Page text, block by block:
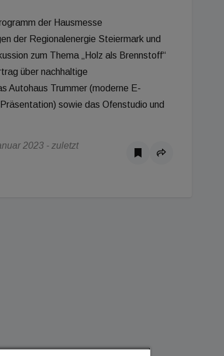
der Hausmesse
der Regionalenergie Steiermark und
zum Thema „Holz als Brennstoff“
über nachhaltige
Autohaus Trummer (moderne E-
sowie das Ofenstudio und
2023 - zuletzt